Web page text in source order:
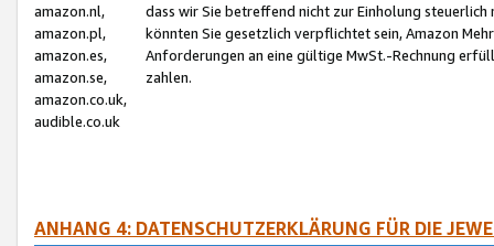
amazon.nl,
amazon.pl,
amazon.es,
amazon.se,
amazon.co.uk,
audible.co.uk
dass wir Sie betreffend nicht zur Einholung
könnten Sie gesetzlich verpflichtet sein, Amazon
Anforderungen an eine gültige MwSt.-Rechnung
zahlen.
ANHANG 4: DATENSCHUTZERKLÄRUNG FÜR DIE